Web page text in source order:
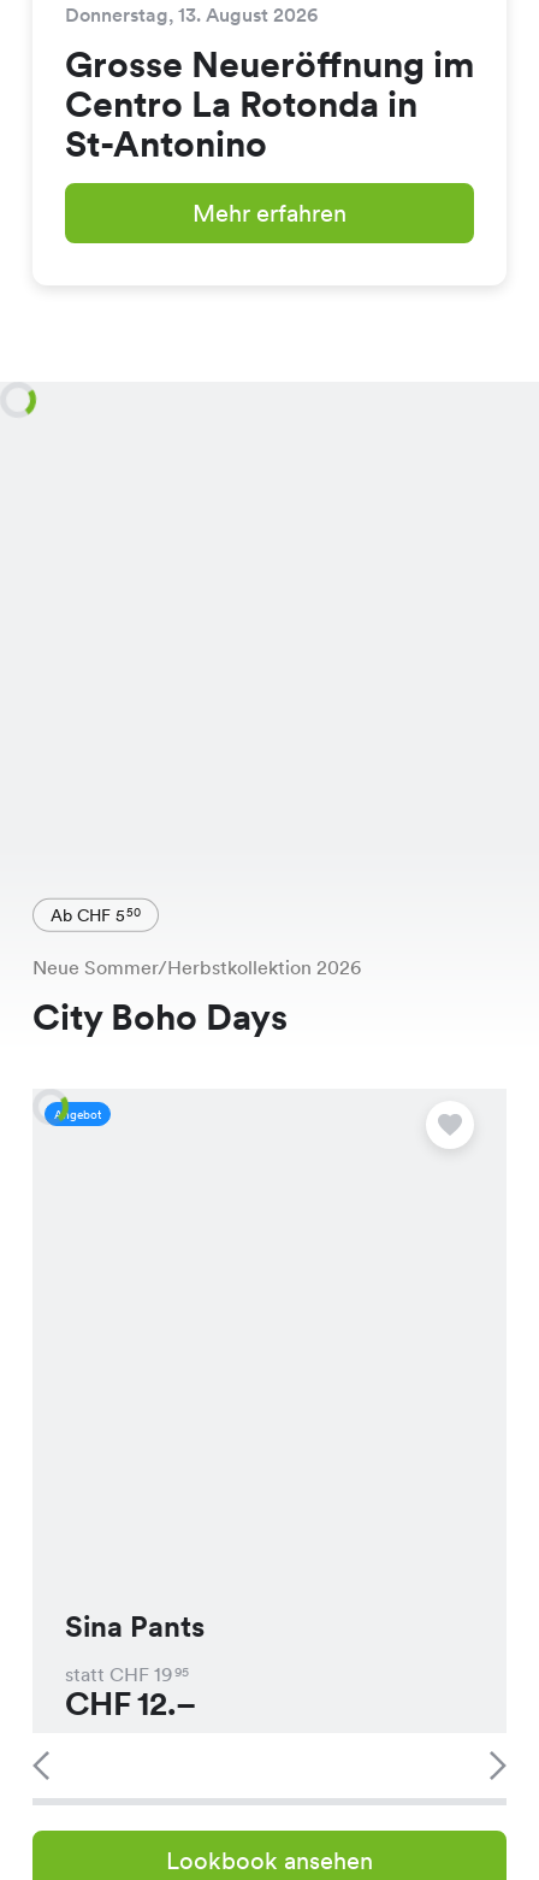
Donnerstag, 13. August 2026
Grosse Neueröffnung im
Centro La Rotonda in
St-Antonino
Mehr erfahren
Ab CHF 550
Neue Sommer/Herbstkollektion 2026
City Boho Days
Angebot
Sina Pants
statt CHF 1995
CHF12.–
Lookbook ansehen